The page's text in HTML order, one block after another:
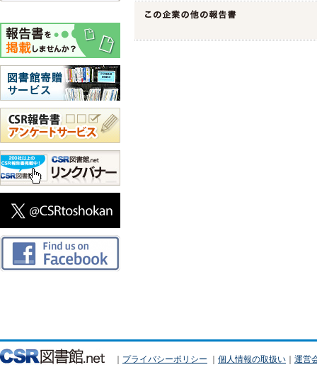
｜ プライバシーポリシー ｜ 個人情報の取扱い ｜ 運営